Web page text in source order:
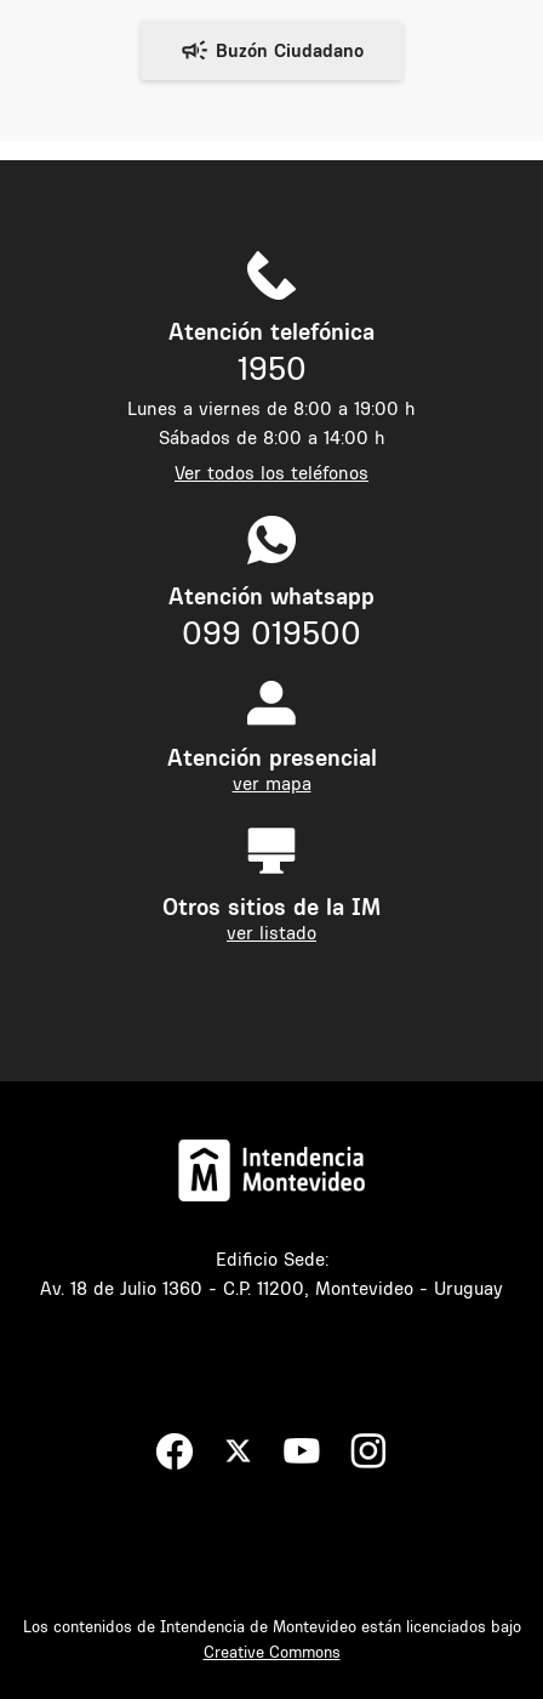
Atención telefónica
1950
Lunes a viernes de 8:00 a 19:00 h
Sábados de 8:00 a 14:00 h
Ver todos los teléfonos
Atención whatsapp
099 019500
Atención presencial
ver mapa
Otros sitios de la IM
ver listado
Edificio Sede:
Av. 18 de Julio 1360 - C.P. 11200, Montevideo - Uruguay
Los contenidos de Intendencia de Montevideo están licenciados bajo
Creative Commons